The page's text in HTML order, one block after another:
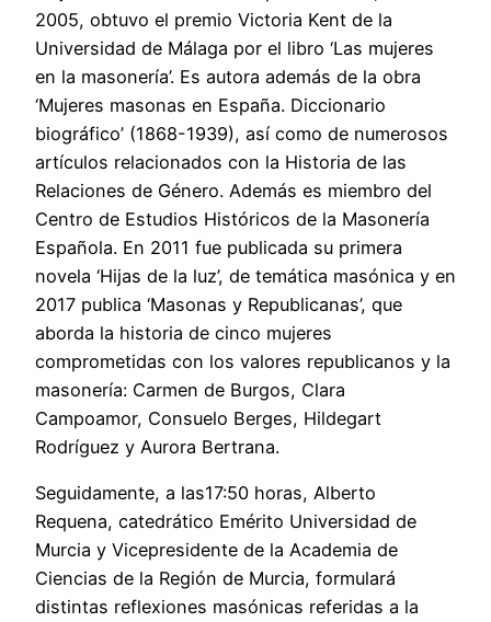
2005, obtuvo el premio Victoria Kent de la
Universidad de Málaga por el libro ‘Las mujeres
en la masonería’. Es autora además de la obra
‘Mujeres masonas en España. Diccionario
biográfico’ (1868-1939), así como de numerosos
artículos relacionados con la Historia de las
Relaciones de Género. Además es miembro del
Centro de Estudios Históricos de la Masonería
Española. En 2011 fue publicada su primera
novela ‘Hijas de la luz’, de temática masónica y en
2017 publica ‘Masonas y Republicanas’, que
aborda la historia de cinco mujeres
comprometidas con los valores republicanos y la
masonería: Carmen de Burgos, Clara
Campoamor, Consuelo Berges, Hildegart
Rodríguez y Aurora Bertrana.
Seguidamente, a las17:50 horas, Alberto
Requena, catedrático Emérito Universidad de
Murcia y Vicepresidente de la Academia de
Ciencias de la Región de Murcia, formulará
distintas reflexiones masónicas referidas a la